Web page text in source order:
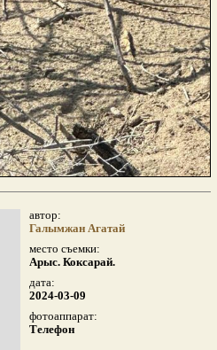
автор:
Галымжан Агатай
место съемки:
Арыс. Коксарай.
дата:
2024-03-09
фотоаппарат:
Телефон